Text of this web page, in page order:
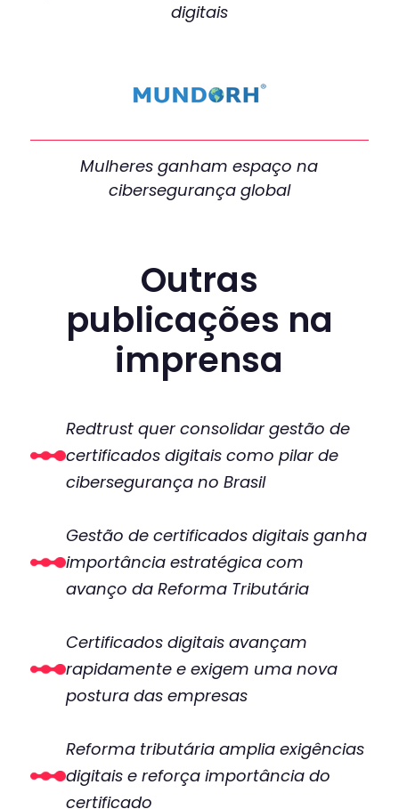
digitais
Mulheres ganham espaço na
cibersegurança global
Outras
publicações na
imprensa
Redtrust quer consolidar gestão de
certificados digitais como pilar de
cibersegurança no Brasil
Gestão de certificados digitais ganha
importância estratégica com
avanço da Reforma Tributária
Certificados digitais avançam
rapidamente e exigem uma nova
postura das empresas
Reforma tributária amplia exigências
digitais e reforça importância do
certificado